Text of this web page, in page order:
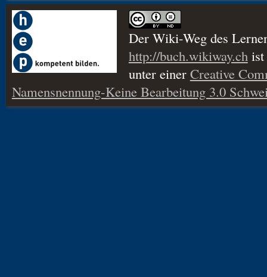
Der Wiki-Weg des
http://buch.wikiway.chist
unter einer Creative
Namensnennung-Keine Bearbeitung 3.0